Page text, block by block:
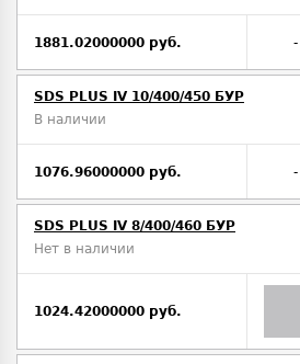
1881.02000000 руб. -
SDS PLUS IV 10/400/450 БУР
В наличии
1076.96000000 руб. -
SDS PLUS IV 8/400/460 БУР
Нет в наличии
1024.42000000 руб.